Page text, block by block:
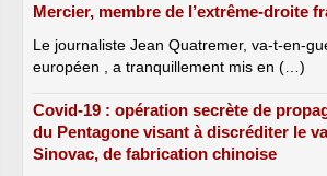
Mercier, membre de l’extrême-droite
Le journaliste Jean Quatremer, va-t-en-
européen , a tranquillement mis en (…)
Covid-19 : opération secrète de
du Pentagone visant à discréditer le
Sinovac, de fabrication chinoise